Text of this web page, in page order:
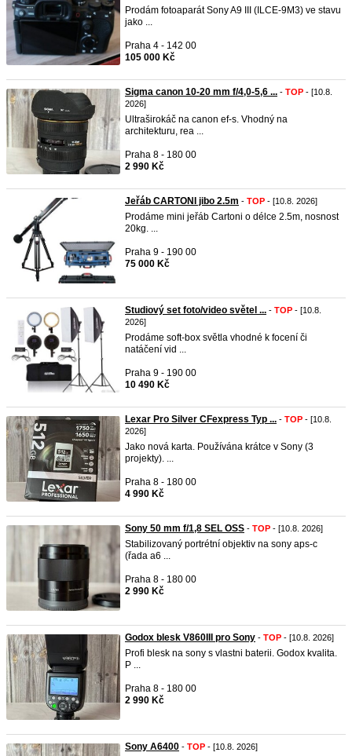
Prodám fotoaparát Sony A9 III (ILCE-9M3) ve stavu
jako ...
Praha 4 - 142 00
105 000 Kč
Sigma canon 10-20 mm f/4,0-5,6 ... - TOP - [10.8.
2026]
Ultraširokáč na canon ef-s. Vhodný na
architekturu, rea ...
Praha 8 - 180 00
2 990 Kč
Jeřáb CARTONI jibo 2.5m - TOP - [10.8. 2026]
Prodáme mini jeřáb Cartoni o délce 2.5m, nosnost
20kg. ...
Praha 9 - 190 00
75 000 Kč
Studiový set foto/video světel ... - TOP - [10.8.
2026]
Prodáme soft-box světla vhodné k focení či
natáčení vid ...
Praha 9 - 190 00
10 490 Kč
Lexar Pro Silver CFexpress Typ ... - TOP - [10.8.
2026]
Jako nová karta. Používána krátce v Sony (3
projekty). ...
Praha 8 - 180 00
4 990 Kč
Sony 50 mm f/1,8 SEL OSS - TOP - [10.8. 2026]
Stabilizovaný portrétní objektiv na sony aps-c
(řada a6 ...
Praha 8 - 180 00
2 990 Kč
Godox blesk V860III pro Sony - TOP - [10.8. 2026]
Profi blesk na sony s vlastni baterii. Godox kvalita.
P ...
Praha 8 - 180 00
2 990 Kč
Sony A6400 - TOP - [10.8. 2026]